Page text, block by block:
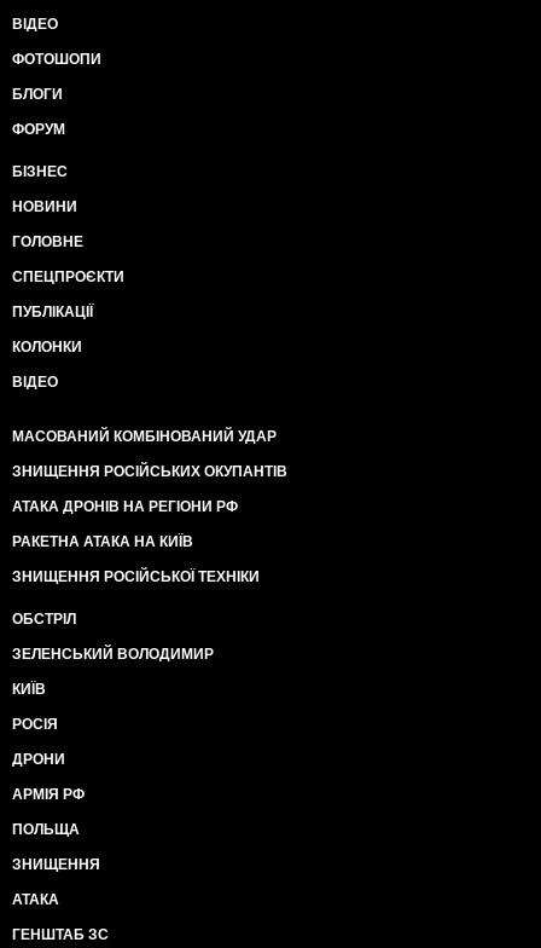
ВІДЕО
ФОТОШОПИ
БЛОГИ
ФОРУМ
БІЗНЕС
НОВИНИ
ГОЛОВНЕ
СПЕЦПРОЄКТИ
ПУБЛІКАЦІЇ
КОЛОНКИ
ВІДЕО
МАСОВАНИЙ КОМБІНОВАНИЙ УДАР
ЗНИЩЕННЯ РОСІЙСЬКИХ ОКУПАНТІВ
АТАКА ДРОНІВ НА РЕГІОНИ РФ
РАКЕТНА АТАКА НА КИЇВ
ЗНИЩЕННЯ РОСІЙСЬКОЇ ТЕХНІКИ
ОБСТРІЛ
ЗЕЛЕНСЬКИЙ ВОЛОДИМИР
КИЇВ
РОСІЯ
ДРОНИ
АРМІЯ РФ
ПОЛЬЩА
ЗНИЩЕННЯ
АТАКА
ГЕНШТАБ ЗС